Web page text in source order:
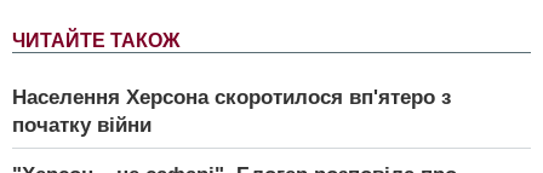
ЧИТАЙТЕ ТАКОЖ
Населення Херсона скоротилося вп'ятеро з
початку війни